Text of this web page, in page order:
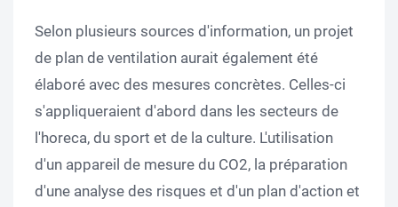
Selon plusieurs sources d'information, un projet
de plan de ventilation aurait également été
élaboré avec des mesures concrètes. Celles-ci
s'appliqueraient d'abord dans les secteurs de
l'horeca, du sport et de la culture. L'utilisation
d'un appareil de mesure du CO2, la préparation
d'une analyse des risques et d'un plan d'action et